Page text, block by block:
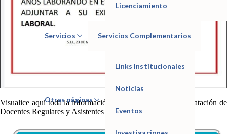
Licenciamiento
Servicios Servicios Complementarios
Otras páginas
Links Institucionales
Noticias
Eventos
Visualice aquí toda la información sobre el proceso de contratación de
Docentes Regulares y Asistentes – 2021